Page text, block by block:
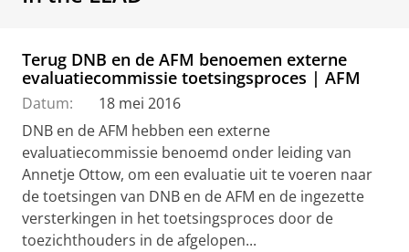
Terug DNB en de AFM benoemen externe
evaluatiecommissie toetsingsproces | AFM
Datum:
18 mei 2016
DNB en de AFM hebben een externe
evaluatiecommissie benoemd onder leiding van
Annetje Ottow, om een evaluatie uit te voeren naar
de toetsingen van DNB en de AFM en de ingezette
versterkingen in het toetsingsproces door de
toezichthouders in de afgelopen...